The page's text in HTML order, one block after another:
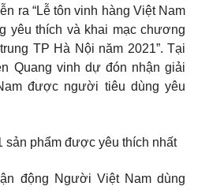
ra “Lễ tôn vinh hàng Việt Nam
yêu thích và khai mạc chương
TP Hà Nội năm 2021”. Tại
Quang vinh dự đón nhận giải
được người tiêu dùng yêu
sản phẩm được yêu thích nhất
động Người Việt Nam dùng